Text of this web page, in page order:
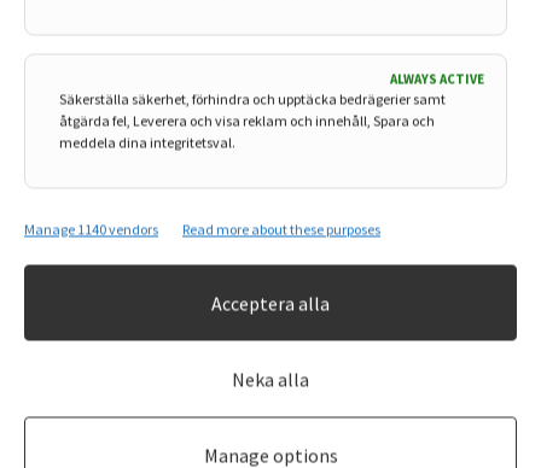
Säkerställa säkerhet, förhindra och upptäcka bedrägerier samt
åtgärda fel, Leverera och visa reklam och innehåll, Spara och
meddela dina integritetsval.
ALWAYS ACTIVE
Manage 1140 vendors Read more about these purposes
Acceptera alla
Neka alla
Manage options
Enligt WHO är hälften av den medicin som säljs på nätet...